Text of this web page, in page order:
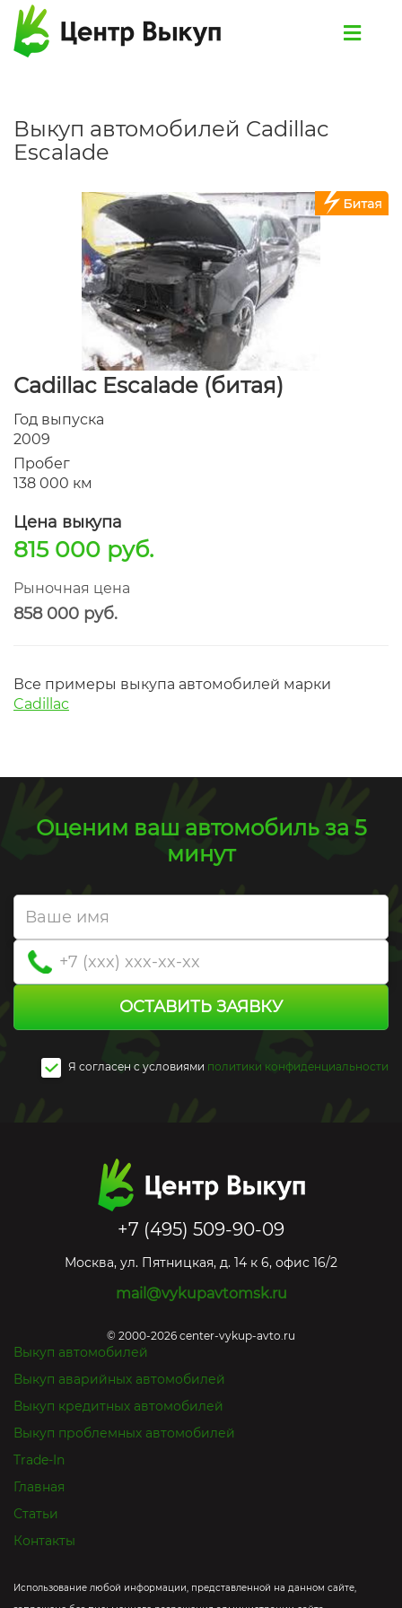
Выкуп автомобилей Cadillac
Escalade
Cadillac Escalade (битая)
Год выпуска
2009
Пробег
138 000 км
Цена выкупа
815 000 руб.
Рыночная цена
858 000 руб.
Все примеры выкупа автомобилей марки
Cadillac
Оценим ваш автомобиль за 5
минут
ОСТАВИТЬ ЗАЯВКУ
Я согласен c условиями политики конфиденциальности
+7 (495) 509-90-09
Москва, ул. Пятницкая, д. 14 к 6, офис 16/2
mail@vykupavtomsk.ru
© 2000-2026 center-vykup-avto.ru
Выкуп автомобилей
Выкуп аварийных автомобилей
Выкуп кредитных автомобилей
Выкуп проблемных автомобилей
Trade-In
Главная
Статьи
Контакты
Использование любой информации, представленной на данном сайте,